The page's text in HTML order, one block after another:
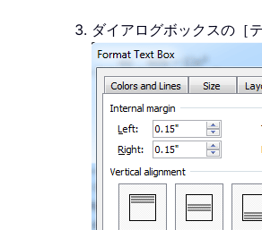
ダイアログボックスの［